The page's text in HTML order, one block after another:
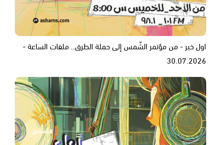
اول خبر - من مؤتمر الشّمس إلى حملة الطرق.. ملفات الساعة -
30.07.2026